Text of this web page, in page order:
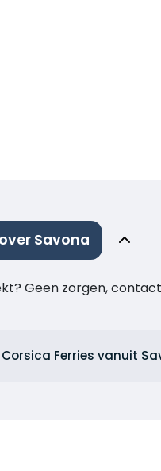
Savona
Geen zorgen,
Ferries vanuit